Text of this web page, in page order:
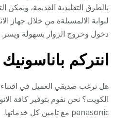
بالطرق التقليدية القديمة، ويمكن
لبوابة الالمسيلةة من خلال جهاز
دخول وخروج الزوار بسهولة ويسر.
انتركم
هل ترغب صديقي العميل في اقتناء
الكويت؟ نحن نقوم بتوفير كافة
panasonic مع تامين كل خدماتها.